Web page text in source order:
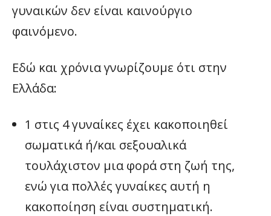
γυναικών δεν είναι καινούργιο
φαινόμενο.
Εδώ και χρόνια γνωρίζουμε ότι στην
Ελλάδα:
1 στις 4 γυναίκες έχει κακοποιηθεί
σωματικά ή/και σεξουαλικά
τουλάχιστον μια φορά στη ζωή της,
ενώ για πολλές γυναίκες αυτή η
κακοποίηση είναι συστηματική.